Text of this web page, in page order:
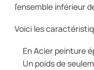
l'ensemble inférieur
Voici les
En Acier peinture
Un poids de